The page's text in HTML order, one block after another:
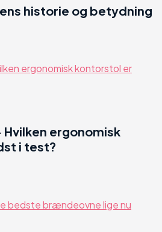
historie og betydning
ergonomisk
i test?